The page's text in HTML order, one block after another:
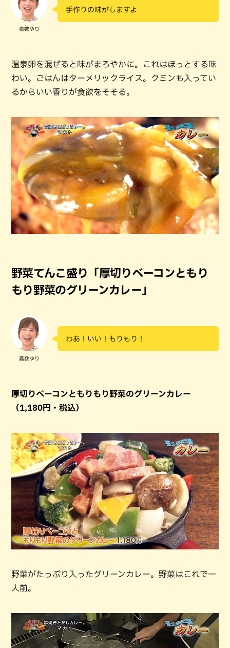
嘉数ゆり
手作りの味がしますよ
温泉卵を混ぜると味がまろやかに。これはほっとする味
わい。ごはんはターメリックライス。クミンも入ってい
るからいい香りが食欲をそそる。
野菜てんこ盛り「厚切りベーコンともり
もり野菜のグリーンカレー」
嘉数ゆり
わあ！いい！もりもり！
厚切りベーコンともりもり野菜のグリーンカレー
（1,180円・税込）
野菜がたっぷり入ったグリーンカレー。野菜はこれで一
人前。